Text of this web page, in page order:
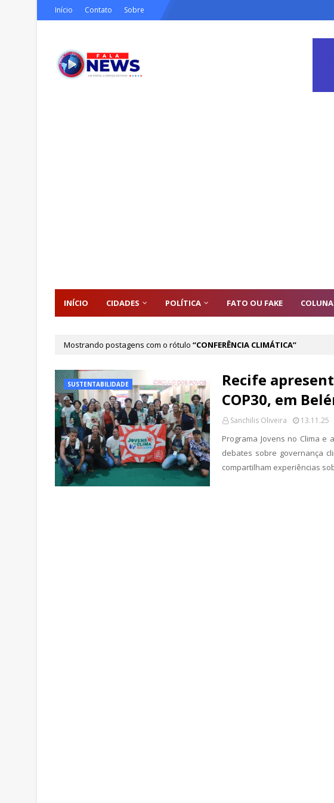
Início Contato Sobre
INÍCIO CIDADES POLÍTICA FATO OU FAKE
Mostrando postagens com o rótulo CONFERÊNCIA CLIMÁTICA
SUSTENTABILIDADE
Recife
COP30, em
Sanchilis Oliveira 13.11.25
Programa Jovens no Clima
debates sobre governança
compartilham experiências